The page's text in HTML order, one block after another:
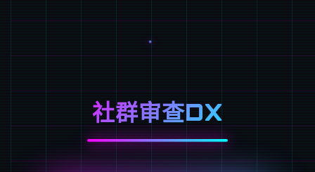
社群审查DX